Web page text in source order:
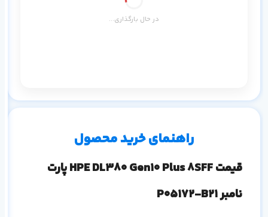
در حال بارگذاری...
۳ ماه ۶ ماه
راهنمای خرید محصول
قیمتHPE DL380 Gen10 Plus 8SFFپارت
نامبرP05172-B21